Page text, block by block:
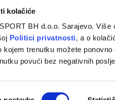
kolačiće
BH d.o.o. Sarajevo.
Politici privatnosti, a o
kojem trenutku možete
povući bez negativnih